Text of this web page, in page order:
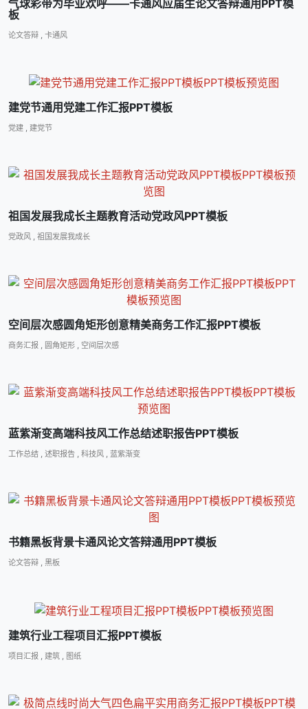
气球彩带为毕业欢呼――卡通风应届生论文答辩通用PPT模
板
论文答辩 卡通风
建党节通用党建工作汇报PPT模板
党建 , 建党节
祖国发展我成长主题教育活动党政风PPT模板
党政风 , 祖国发展我成长
空间层次感圆角矩形创意精美商务工作汇报PPT模板
商务汇报 , 圆角矩形 , 空间层次感
蓝紫渐变高端科技风工作总结述职报告PPT模板
工作总结 , 述职报告 , 科技风 , 蓝紫渐变
书籍黑板背景卡通风论文答辩通用PPT模板
论文答辩 , 黑板
建筑行业工程项目汇报PPT模板
项目汇报 , 建筑 , 图纸